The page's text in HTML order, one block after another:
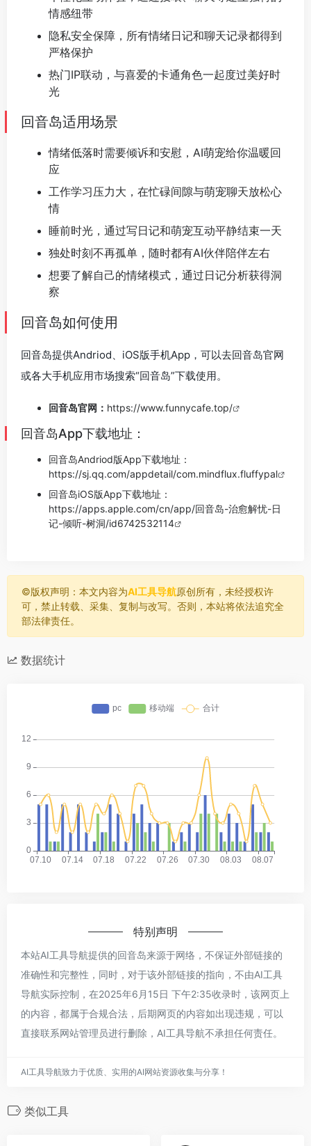
情感纽带
隐私安全保障，所有情绪日记和聊天记录都得到
严格保护
热门IP联动，与喜爱的卡通角色一起度过美好时
光
回音岛适用场景
情绪低落时需要倾诉和安慰，AI萌宠给你温暖回
应
工作学习压力大，在忙碌间隙与萌宠聊天放松心
情
睡前时光，通过写日记和萌宠互动平静结束一天
独处时刻不再孤单，随时都有AI伙伴陪伴左右
想要了解自己的情绪模式，通过日记分析获得洞
察
回音岛如何使用
回音岛提供Andriod、iOS版手机App，可以去回音岛官网
或各大手机应用市场搜索“回音岛”下载使用。
回音岛官网： https://www.funnycafe.top/
回音岛App下载地址：
回音岛Andriod版App下载地址：
https://sj.qq.com/appdetail/com.mindflux.fluffypal
回音岛iOS版App下载地址：
https://apps.apple.com/cn/app/回音岛-治愈解忧-日
记-倾听-树洞/id6742532114
©️版权声明：本文内容为AI工具导航原创所有，未经授权许
可，禁止转载、采集、复制与改写。否则，本站将依法追究全
部法律责任。
数据统计
特别声明
本站AI工具导航提供的回音岛来源于网络，不保证外部链接的
准确性和完整性，同时，对于该外部链接的指向，不由AI工具
导航实际控制，在2025年6月15日 下午2:35收录时，该网页上
的内容，都属于合规合法，后期网页的内容如出现违规，可以
直接联系网站管理员进行删除，AI工具导航不承担任何责任。
AI工具导航致力于优质、实用的AI网站资源收集与分享！
类似工具